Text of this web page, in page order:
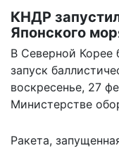
КНДР
Японского
В Северной Корее
запуск
воскресенье, 27
Министерстве
Ракета,